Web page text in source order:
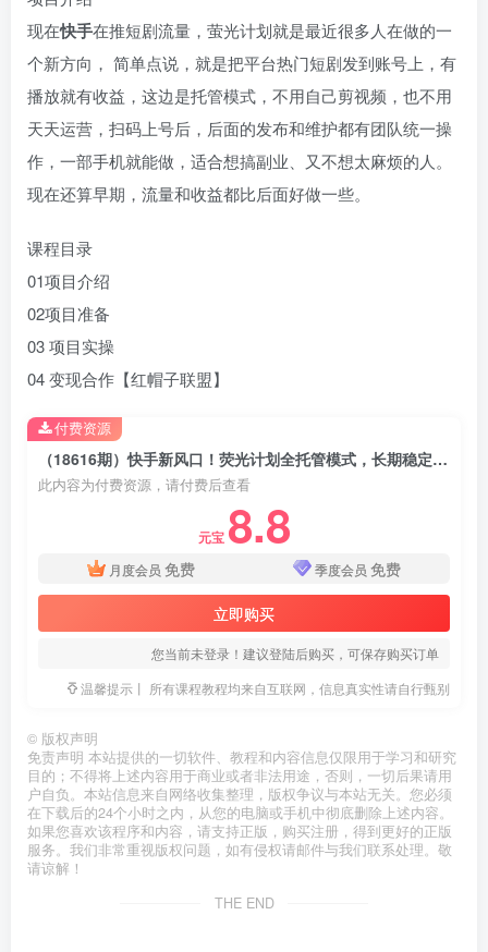
现在快手在推短剧流量，萤光计划就是最近很多人在做的一
个新方向， 简单点说，就是把平台热门短剧发到账号上，有
播放就有收益，这边是托管模式，不用自己剪视频，也不用
天天运营，扫码上号后，后面的发布和维护都有团队统一操
作，一部手机就能做，适合想搞副业、又不想太麻烦的人。
现在还算早期，流量和收益都比后面好做一些。
课程目录
01项目介绍
02项目准备
03 项目实操
04 变现合作【红帽子联盟】
（18616期）快手新风口！荧光计划全托管模式，长期稳定收益，一部手机可批量做
此内容为付费资源，请付费后查看
元宝 8.8
月度会员 免费 季度会员 免费
立即购买
您当前未登录！建议登陆后购买，可保存购买订单
温馨提示丨 所有课程教程均来自互联网，信息真实性请自行甄别
付费资源
© 版权声明
免责声明 本站提供的一切软件、教程和内容信息仅限用于学习和研究
目的；不得将上述内容用于商业或者非法用途，否则，一切后果请用
户自负。本站信息来自网络收集整理，版权争议与本站无关。您必须
在下载后的24个小时之内，从您的电脑或手机中彻底删除上述内容。
如果您喜欢该程序和内容，请支持正版，购买注册，得到更好的正版
服务。我们非常重视版权问题，如有侵权请邮件与我们联系处理。敬
请谅解！
THE END